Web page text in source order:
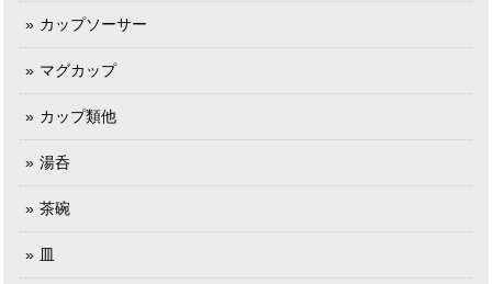
カップソーサー
マグカップ
カップ類他
湯呑
茶碗
皿